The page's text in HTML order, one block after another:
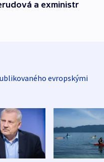
a exministr
evropskými